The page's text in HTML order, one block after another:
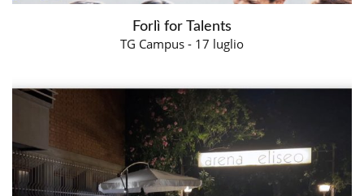
Forlì for Talents
TG Campus - 17 luglio